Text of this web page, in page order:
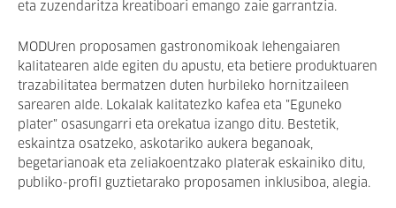
eta zuzendaritza kreatiboari emango zaie garrantzia.
MODUren proposamen gastronomikoak lehengaiaren
kalitatearen alde egiten du apustu, eta betiere produktuaren
trazabilitatea bermatzen duten hurbileko hornitzaileen
sarearen alde. Lokalak kalitatezko kafea eta "Eguneko
plater" osasungarri eta orekatua izango ditu. Bestetik,
eskaintza osatzeko, askotariko aukera beganoak,
begetarianoak eta zeliakoentzako platerak eskainiko ditu,
publiko-profil guztietarako proposamen inklusiboa, alegia.